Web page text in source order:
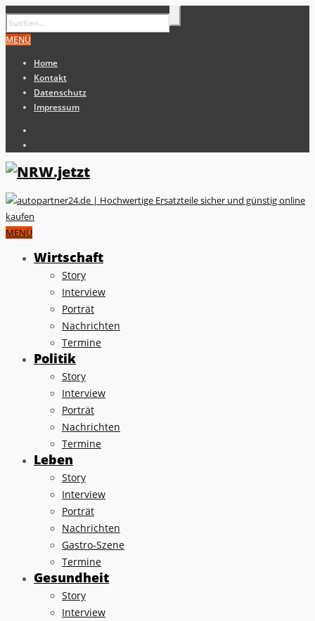
MENÜ
Home
Kontakt
Datenschutz
Impressum
MENÜ
Wirtschaft
Story
Interview
Porträt
Nachrichten
Termine
Politik
Story
Interview
Porträt
Nachrichten
Termine
Leben
Story
Interview
Porträt
Nachrichten
Gastro-Szene
Termine
Gesundheit
Story
Interview